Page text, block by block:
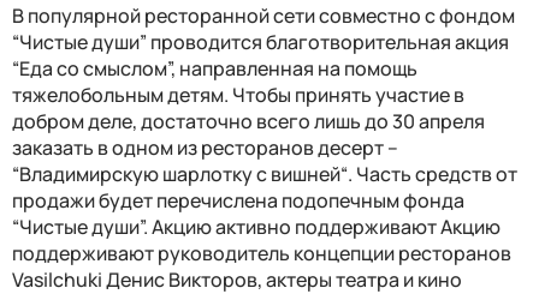
В популярной ресторанной сети совместно с фондом
“Чистые души” проводится благотворительная акция
“Еда со смыслом”, направленная на помощь
тяжелобольным детям. Чтобы принять участие в
добром деле, достаточно всего лишь до 30 апреля
заказать в одном из ресторанов десерт –
“Владимирскую шарлотку с вишней“. Часть средств от
продажи будет перечислена подопечным фонда
“Чистые души”. Акцию активно поддерживаютАкцию
поддерживают руководитель концепции ресторанов
Vasilchuki Денис Викторов, актеры театра и кино